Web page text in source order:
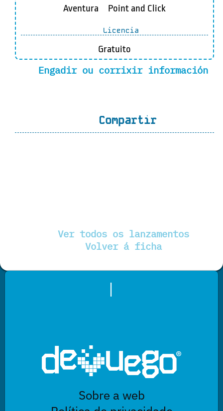
Aventura Point and Click
Licencia
Gratuito
Engadir ou corrixir información
Compartir
Ver todos os lanzamentos
Volver á ficha
|
Sobre a web